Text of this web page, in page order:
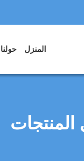
المنزل حولنا
المنتجات